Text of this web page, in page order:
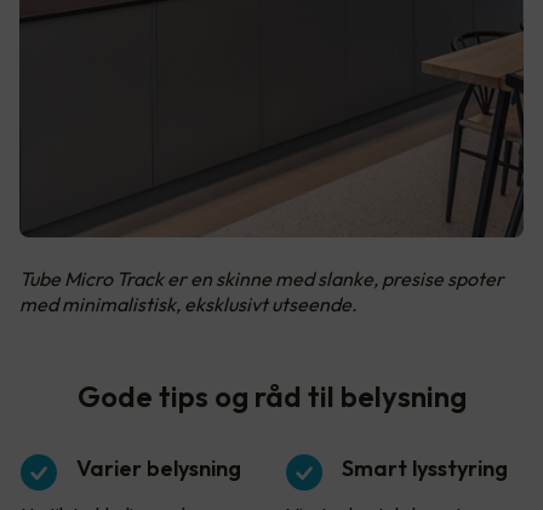
Tube Micro Track er en skinne med slanke, presise spoter
med minimalistisk, eksklusivt utseende.
Gode tips og råd til belysning
Varier belysning Smart lysstyring